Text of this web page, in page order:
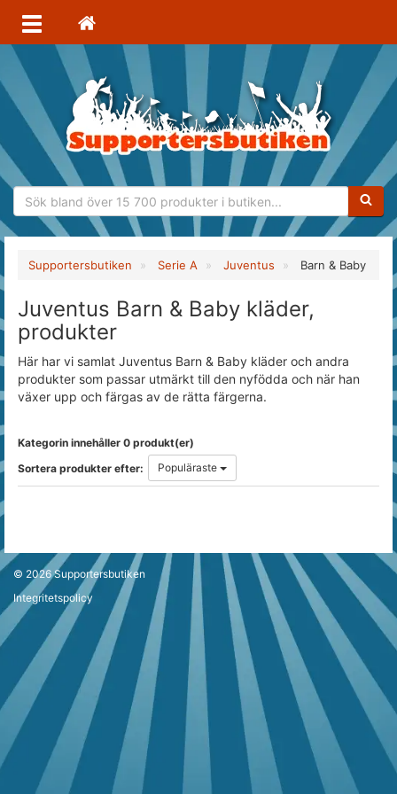
Supportersbutiken Serie A Juventus Barn & Baby
Juventus Barn & Baby kläder,
produkter
Här har vi samlat Juventus Barn & Baby kläder och andra
produkter som passar utmärkt till den nyfödda och när han
växer upp och färgas av de rätta färgerna.
Kategorin innehåller 0 produkt(er)
Sortera produkter efter:
Populäraste
© 2026Supportersbutiken
Integritetspolicy